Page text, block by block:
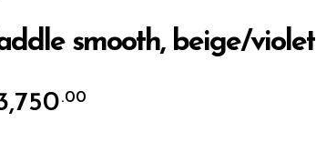
smooth, beige/violet
.00